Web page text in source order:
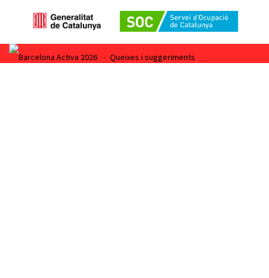
Barcelona Activa 2026 • Queixes i suggeriments